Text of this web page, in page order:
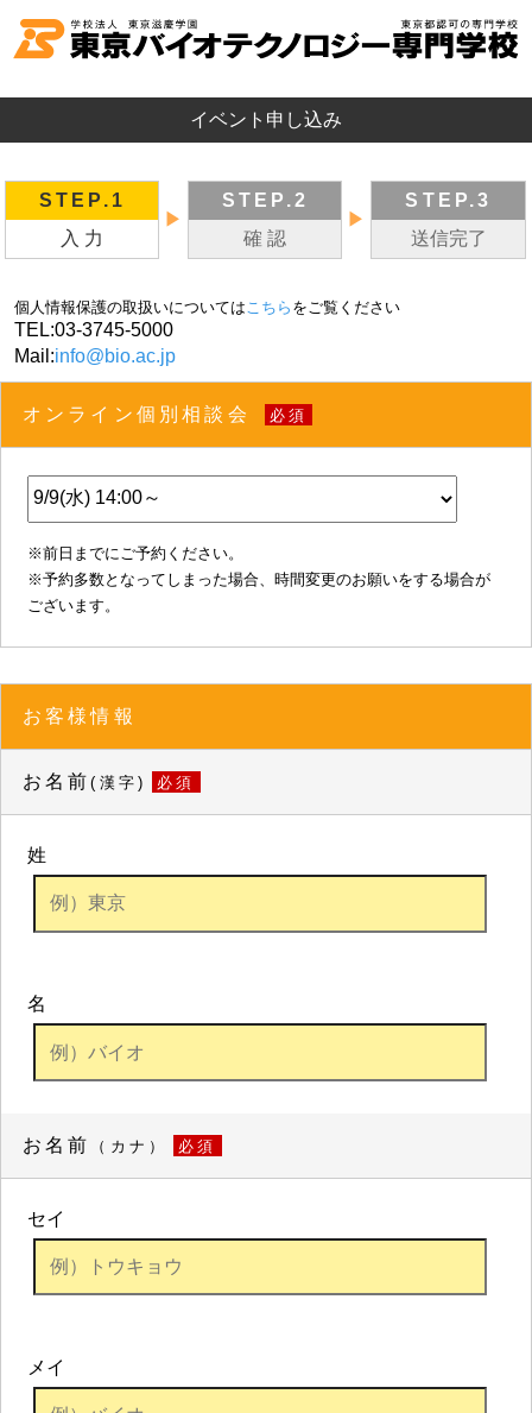
イベント申し込み
STEP.1
入 力
▶
STEP.2
確 認
▶
STEP.3
送信完了
個人情報保護の取扱いについてはこちら をご覧ください
TEL:03-3745-5000
Mail:info@bio.ac.jp
オンライン個別相談会 必須
※前日までにご予約ください。
※予約多数となってしまった場合、時間変更のお願いをする場合が
ございます。
お客様情報
お名前(漢字) 必須
姓
名
お名前 （カナ） 必須
セイ
メイ